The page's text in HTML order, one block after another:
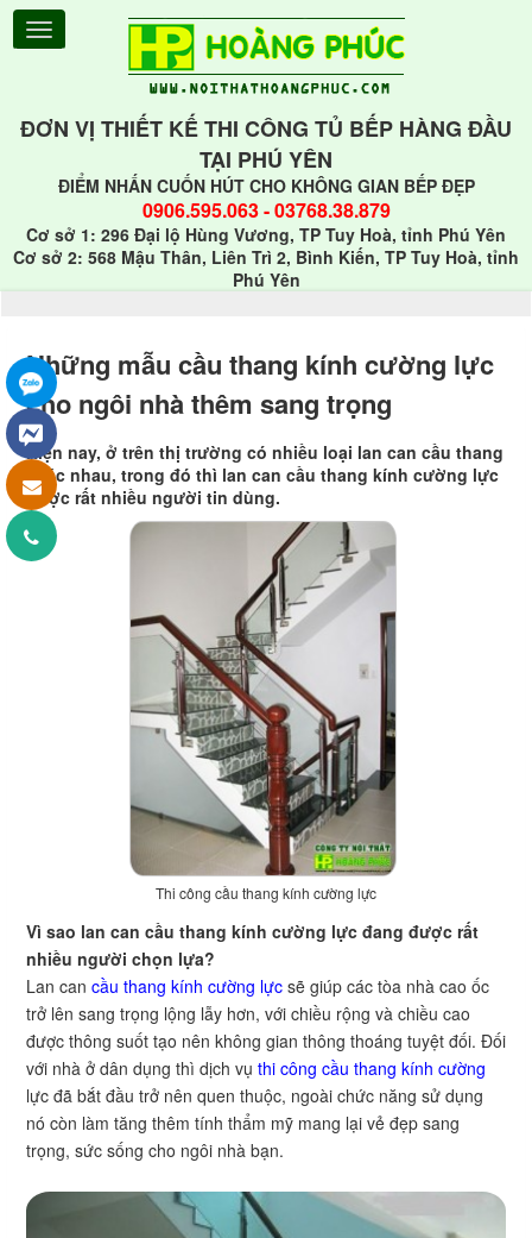
ĐƠN VỊ THIẾT KẾ THI CÔNG TỦ BẾP HÀNG ĐẦU
TẠI PHÚ YÊN
ĐIỂM NHẤN CUỐN HÚT CHO KHÔNG GIAN BẾP ĐẸP
0906.595.063-03768.38.879
Cơ sở 1: 296 Đại lộ Hùng Vương, TP Tuy Hoà, tỉnh Phú Yên
Cơ sở 2: 568 Mậu Thân, Liên Trì 2, Bình Kiến, TP Tuy Hoà, tỉnh
Phú Yên
Những mẫu cầu thang kính cường lực
cho ngôi nhà thêm sang trọng
Hiện nay, ở trên thị trường có nhiều loại lan can cầu thang
khác nhau, trong đó thì lan can cầu thang kính cường lực
được rất nhiều người tin dùng.
Thi công cầu thang kính cường lực
Vì sao lan can cầu thang kính cường lực đang được rất
nhiều người chọn lựa?
Lan can cầu thang kính cường lực sẽ giúp các tòa nhà cao ốc
trở lên sang trọng lộng lẫy hơn, với chiều rộng và chiều cao
được thông suốt tạo nên không gian thông thoáng tuyệt đối. Đối
với nhà ở dân dụng thì dịch vụ thi công cầu thang kính cường
lực đã bắt đầu trở nên quen thuộc, ngoài chức năng sử dụng
nó còn làm tăng thêm tính thẩm mỹ mang lại vẻ đẹp sang
trọng, sức sống cho ngôi nhà bạn.